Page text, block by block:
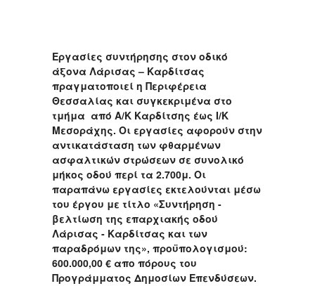
Εργασίες συντήρησης στον οδικό
άξονα Λάρισας – Καρδίτσας
πραγματοποιεί η Περιφέρεια
Θεσσαλίας και συγκεκριμένα στο
τμήμα από Α/Κ Καρδίτσης έως Ι/Κ
Μεσοράχης. Οι εργασίες αφορούν στην
αντικατάσταση των φθαρμένων
ασφαλτικών στρώσεων σε συνολικό
μήκος οδού περί τα 2.700μ. Οι
παραπάνω εργασίες εκτελούνται μέσω
του έργου με τίτλο «Συντήρηση -
βελτίωση της επαρχιακής οδού
Λάρισας - Καρδίτσας και των
παραδρόμων της», προϋπολογισμού:
600.000,00 € απο πόρους του
Προγράμματος Δημοσίων Επενδύσεων.